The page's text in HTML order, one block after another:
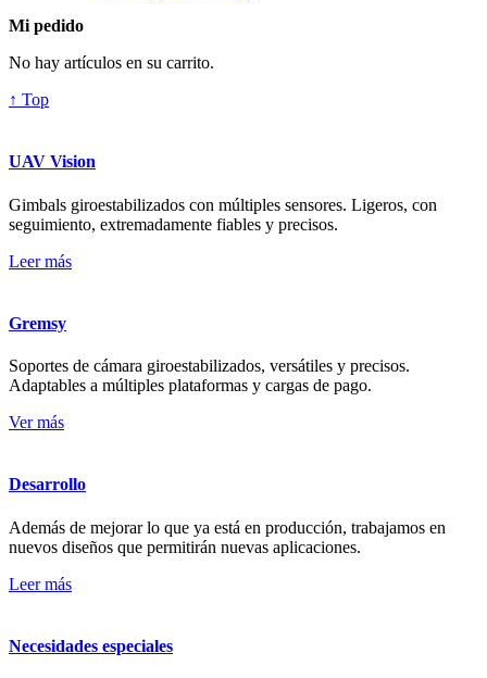
Mi pedido
No hay artículos en su carrito.
↑ Top
UAV Vision
Gimbals giroestabilizados con múltiples sensores. Ligeros, con
seguimiento, extremadamente fiables y precisos.
Leer más
Gremsy
Soportes de cámara giroestabilizados, versátiles y precisos.
Adaptables a múltiples plataformas y cargas de pago.
Ver más
Desarrollo
Además de mejorar lo que ya está en producción, trabajamos en
nuevos diseños que permitirán nuevas aplicaciones.
Leer más
Necesidades especiales